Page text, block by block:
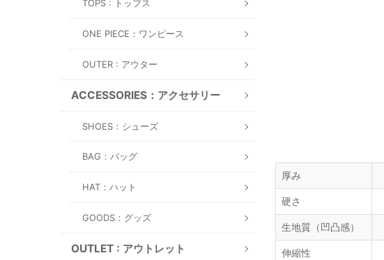
TOPS : トップス
ONE PIECE：ワンピース
OUTER : アウター
ACCESSORIES：アクセサリー
SHOES：シューズ
BAG：バッグ
HAT：ハット
GOODS：グッズ
OUTLET : アウトレット
厚み
硬さ
生地質（凹凸感）
伸縮性